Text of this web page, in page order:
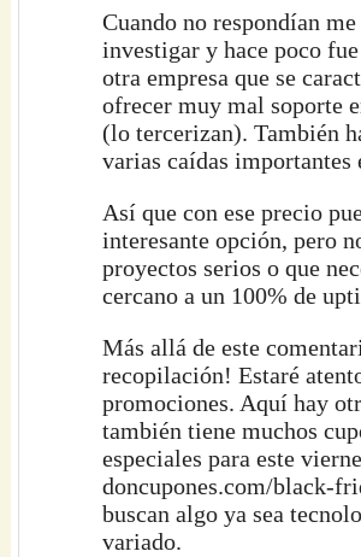
Cuando no respondían me
investigar y hace poco
otra empresa que se
ofrecer muy mal soporte
(lo tercerizan). También
varias caídas importantes
Así que con ese precio
interesante opción, pero
proyectos serios o que
cercano a un 100% de
Más allá de este
recopilación! Estaré
promociones. Aquí hay
también tiene muchos
especiales para este
doncupones.com/black-
buscan algo ya sea
variado.